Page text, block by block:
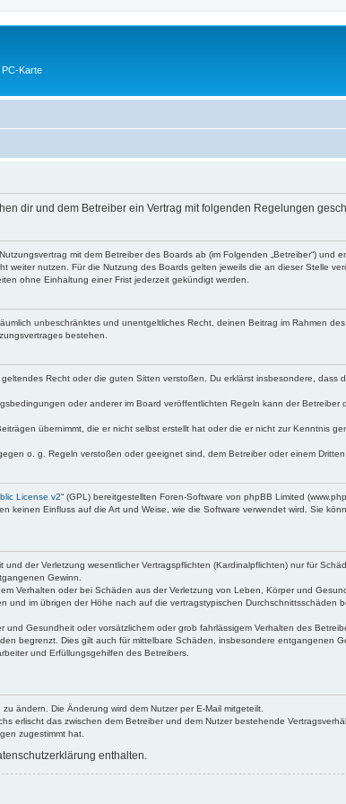
Karte
dir und dem Betreiber ein Vertrag mit folgenden Regelungen
mit dem Betreiber des Boards ab (im Folgenden „Betreiber“)
nutzen. Für die Nutzung des Boards gelten jeweils die an dieser Stelle
ohne Einhaltung einer Frist jederzeit gekündigt werden.
unbeschränktes und unentgeltliches Recht, deinen Beitrag im Rahmen des
bestehen.
Recht oder die guten Sitten verstoßen. Du erklärst insbesondere,
oder anderer im Board veröffentlichten Regeln kann der
übernimmt, die er nicht selbst erstellt hat oder die er nicht zur Kenntnis
o. g. Regeln verstoßen oder geeignet sind, dem Betreiber oder einem
License v2“ (GPL) bereitgestellten Foren-Software von phpBB Limited
keinen Einfluss auf die Art und Weise, wie die Software verwendet wird. Sie
der Verletzung wesentlicher Vertragspflichten (Kardinalpflichten) nur für
Gewinn.
Verhalten oder bei Schäden aus der Verletzung von Leben, Körper und
und im übrigen der Höhe nach auf die vertragstypischen Durchschnittsschäden
Gesundheit oder vorsätzlichem oder grob fahrlässigem Verhalten des
begrenzt. Dies gilt auch für mittelbare Schäden, insbesondere entgangenen
und Erfüllungsgehilfen des Betreibers.
ändern. Die Änderung wird dem Nutzer per E-Mail mitgeteilt.
erlischt das zwischen dem Betreiber und dem Nutzer bestehende
zugestimmt hat.
enthalten.